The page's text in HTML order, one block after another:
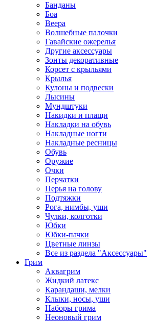
Банданы
Боа
Веера
Волшебные палочки
Гавайские ожерелья
Другие аксессуары
Зонты декоративные
Корсет с крыльями
Крылья
Кулоны и подвески
Лысины
Мундштуки
Накидки и плащи
Накладки на обувь
Накладные ногти
Накладные ресницы
Обувь
Оружие
Очки
Перчатки
Перья на голову
Подтяжки
Рога, нимбы, уши
Чулки, колготки
Юбки
Юбки-пачки
Цветные линзы
Все из раздела "Аксессуары"
Грим
Аквагрим
Жидкий латекс
Карандаши, мелки
Клыки, носы, уши
Наборы грима
Неоновый грим